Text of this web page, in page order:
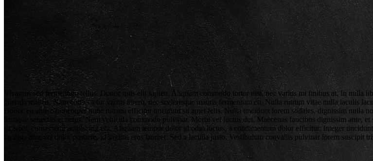
Vivamus sed fermentum tellus. Donec quis elit sapien. Aliquam commodo tortor nisi, nec varius mi finibus at. In
gravida mauris. Nam consectetur varius libero, nec scelerisque mauris fermentum eu. Nulla rutrum vitae nulla iaculis
Donec eu ante ullamcorper nunc rutrum efficitur tincidunt sit amet felis. Nulla tincidunt lorem sodales, dignissim nulla
tristique senectus et netus. Nam vehicula commodo pulvinar. Morbi vel luctus dui. Maecenas faucibus dignissim
sit amet, consectetur adipiscing elit. Aliquam tempor dolor id odio luctus, a condimentum dolor efficitur. Integer
facilisis ante vel dolor posuere, id sagittis eros laoreet. Sed a lacinia justo. Vestibulum convallis pulvinar lorem suscipit